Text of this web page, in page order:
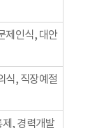
제인식, 대안
식, 직장예절
제, 경력개발